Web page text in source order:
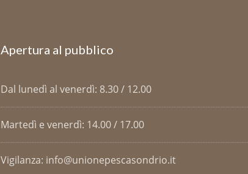
Apertura al pubblico
Dal lunedì al venerdì: 8.30 / 12.00
Martedì e venerdì: 14.00 / 17.00
Vigilanza: info@unionepescasondrio.it